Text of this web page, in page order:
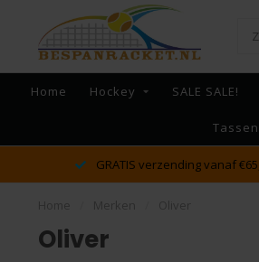
Home Hockey SALE SALE!
Tassen
GRATIS verzending vanaf
Oliver